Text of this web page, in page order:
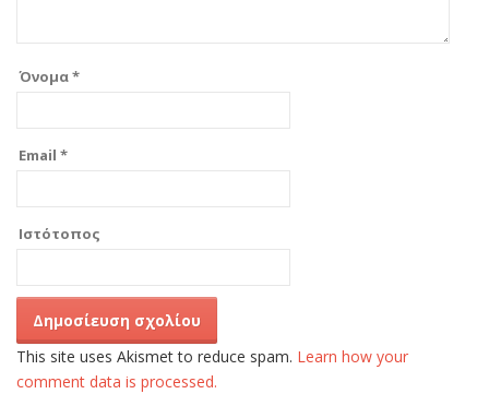
Όνομα*
Email *
Ιστότοπος
This site uses Akismet to reduce spam. Learn how your
comment data is processed.